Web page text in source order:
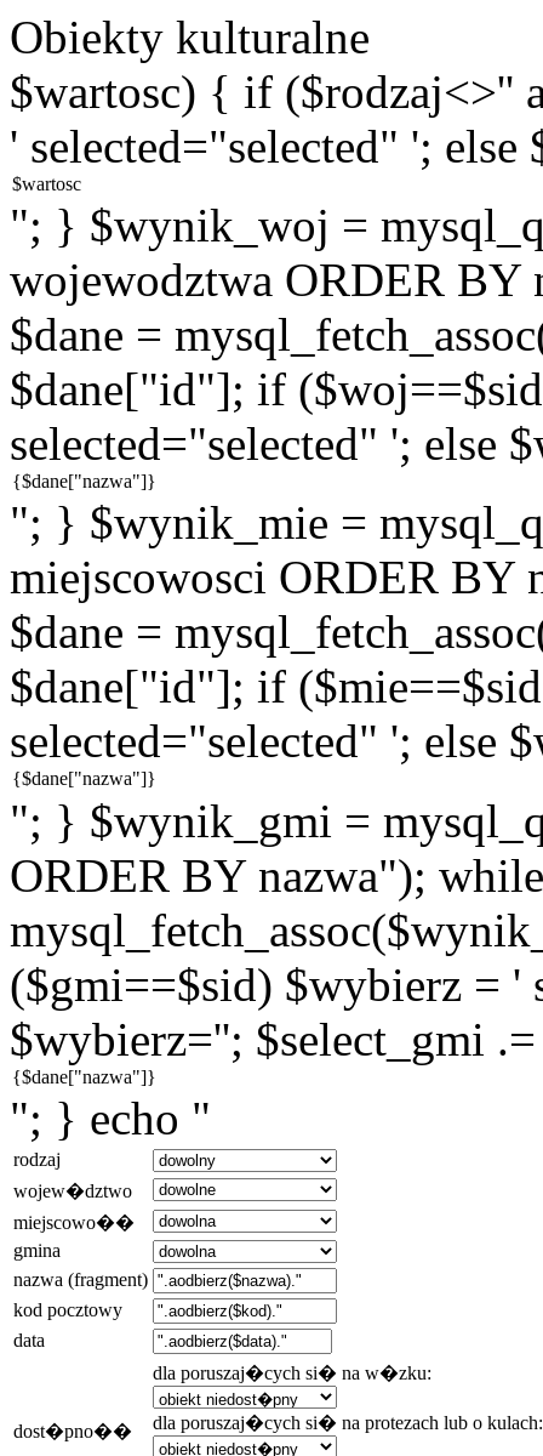
Obiekty kulturalne
$wartosc) { if ($rodzaj<>''
' selected="selected" ';
"; } $wynik_woj =
wojewodztwa ORDER
$dane =
$dane["id"]; if
selected="selected" '; else
"; } $wynik_mie =
miejscowosci ORDER BY
$dane =
$dane["id"]; if
selected="selected" '; else
"; } $wynik_gmi =
ORDER BY nazwa");
($gmi==$sid) $wybierz = '
$wybierz=''; $select_gmi
"; } echo "
rodzaj
wojew�dztwo
miejscowo��
gmina
nazwa (fragment)
kod pocztowy
data
dost�pno��
dla poruszaj�cych si� na w�zku:
dla poruszaj�cych si� na protezach lub o kulach: